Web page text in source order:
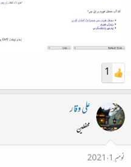
1
علی وقار
محفلین
نومبر 1، 2021